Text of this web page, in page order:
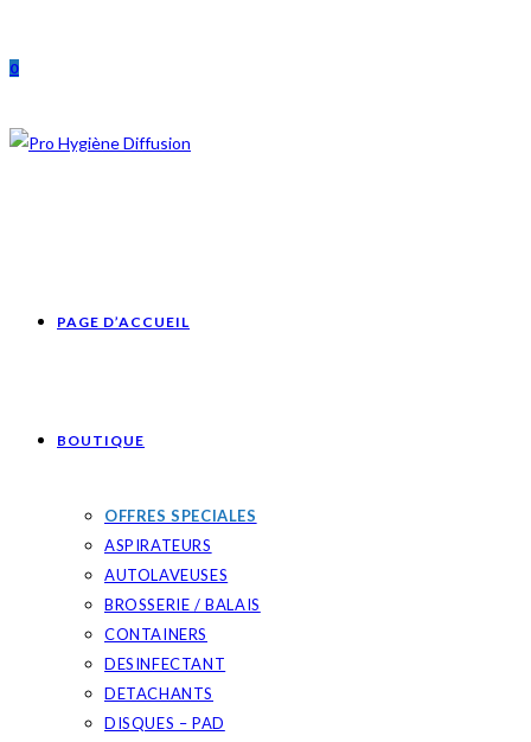
content
0
PAGE D’ACCUEIL
BOUTIQUE
OFFRES SPECIALES
ASPIRATEURS
AUTOLAVEUSES
BROSSERIE / BALAIS
CONTAINERS
DESINFECTANT
DETACHANTS
DISQUES – PAD